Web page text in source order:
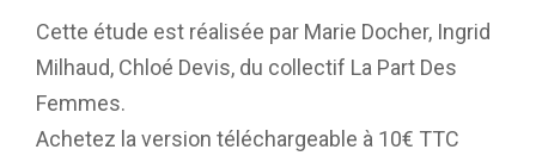
Cette étude est réalisée par Marie Docher, Ingrid
Milhaud, Chloé Devis, du collectif La Part Des
Femmes.
Achetez la version téléchargeable à 10€ TTC